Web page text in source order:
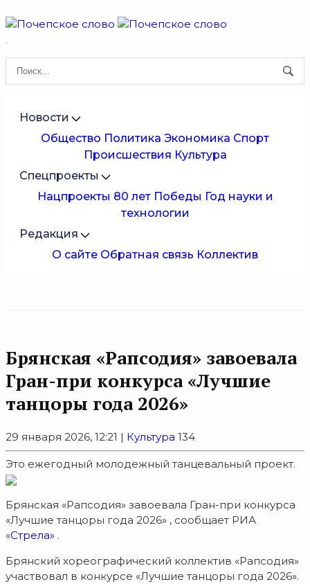
Новости
Общество Политика Экономика Спорт
Происшествия Культура
Спецпроекты
Нацпроекты 80 лет Победы Год науки и
технологии
Редакция
О сайте Обратная связь Коллектив
Брянская «Рапсодия» завоевала
Гран-при конкурса «Лучшие
танцоры года 2026»
29 января 2026, 12:21 | Культура 134
Это ежегодный молодежный танцевальный проект.
Брянская «Рапсодия» завоевала Гран-при конкурса
«Лучшие танцоры года 2026» , сообщает РИА
«Стрела» .
Брянский хореографический коллектив «Рапсодия»
участвовал в конкурсе «Лучшие танцоры года 2026».